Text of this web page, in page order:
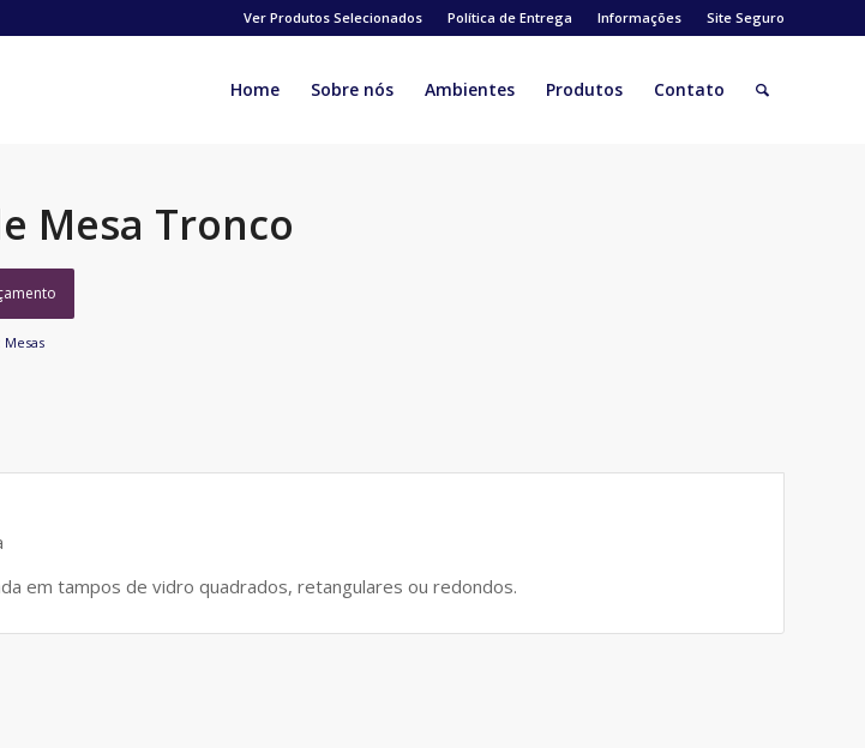
Ver Produtos Selecionados Política de Entrega Informações Site Seguro
Home Sobre nós Ambientes Produtos Contato
Mesa Tronco
Mesas
em tampos de vidro quadrados, retangulares ou redondos.